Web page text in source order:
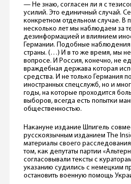
— Не знаю, согласен ли я с
усилий. Это единичный случай.
конкретном отдельном случае. В
несколько лет мы наблюдаем за
дезинформацией и влиянием
Германии. Подобные
страны. (…) И в то же время, мы
вопросе. И Россия, конечно, не
враждебная держава которая
средства. И не только Германия
иностранных спецслужб, но и
годы, на которые проходится
выборов, всегда есть попытки
общественностью.
Накануне издание Шпигель
русскоязычным изданием The
материалы своего
том, как депутаты партии
согласовывали тексты с
указанию судились с немецким
остановить военную помощь